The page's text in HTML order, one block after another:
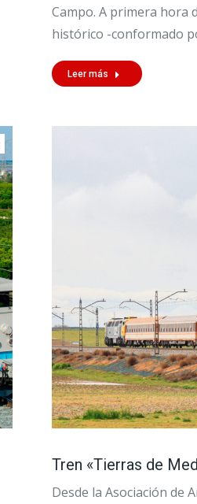
Campo. A primera hora
histórico -conformado
Leer más
Tren «Tierras de
Desde la Asociación de